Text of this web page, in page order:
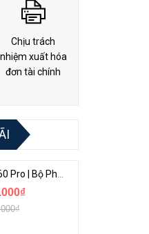
Chịu trách
nhiệm xuất hóa
đơn tài chính
ZTE U60 Pro | Bộ Phát 5G Cầm Tay Tích Hợp Công Nghệ WiFi 7, Pin 10000mAh